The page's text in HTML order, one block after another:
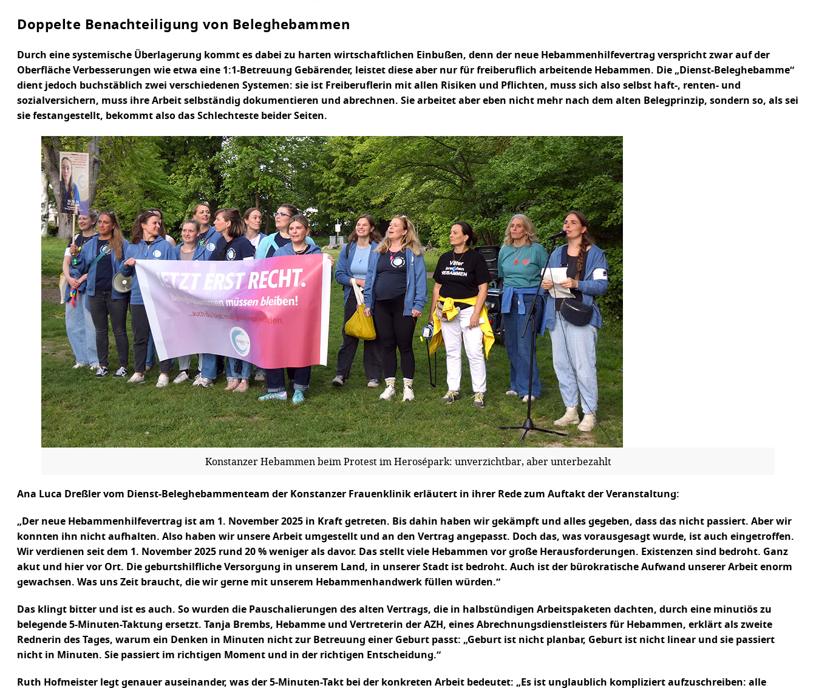
Doppelte Benachteiligung von Beleghebammen
Durch eine systemische Überlagerung kommt es dabei zu harten wirtschaftlichen Einbußen, denn der neue Hebammenhilfevertrag verspricht zwar auf der
Oberfläche Verbesserungen wie etwa eine 1:1-Betreuung Gebärender, leistet diese aber nur für freiberuflich arbeitende Hebammen. Die „Dienst-Beleghebamme“
dient jedoch buchstäblich zwei verschiedenen Systemen: sie ist Freiberuflerin mit allen Risiken und Pflichten, muss sich also selbst haft-, renten- und
sozialversichern, muss ihre Arbeit selbständig dokumentieren und abrechnen. Sie arbeitet aber eben nicht mehr nach dem alten Belegprinzip, sondern so, als sei
sie festangestellt, bekommt also das Schlechteste beider Seiten.
Konstanzer Hebammen beim Protest im Herosépark: unverzichtbar, aber unterbezahlt
Ana Luca Dreßler vom Dienst-Beleghebammenteam der Konstanzer Frauenklinik erläutert in ihrer Rede zum Auftakt der Veranstaltung:
„Der neue Hebammenhilfevertrag ist am 1. November 2025 in Kraft getreten. Bis dahin haben wir gekämpft und alles gegeben, dass das nicht passiert. Aber wir
konnten ihn nicht aufhalten. Also haben wir unsere Arbeit umgestellt und an den Vertrag angepasst. Doch das, was vorausgesagt wurde, ist auch eingetroffen.
Wir verdienen seit dem 1. November 2025 rund 20 % weniger als davor. Das stellt viele Hebammen vor große Herausforderungen. Existenzen sind bedroht. Ganz
akut und hier vor Ort. Die geburtshilfliche Versorgung in unserem Land, in unserer Stadt ist bedroht. Auch ist der bürokratische Aufwand unserer Arbeit enorm
gewachsen. Was uns Zeit braucht, die wir gerne mit unserem Hebammenhandwerk füllen würden.“
Das klingt bitter und ist es auch. So wurden die Pauschalierungen des alten Vertrags, die in halbstündigen Arbeitspaketen dachten, durch eine minutiös zu
belegende 5-Minuten-Taktung ersetzt. Tanja Brembs, Hebamme und Vertreterin der AZH, eines Abrechnungsdienstleisters für Hebammen, erklärt als zweite
Rednerin des Tages, warum ein Denken in Minuten nicht zur Betreuung einer Geburt passt: „Geburt ist nicht planbar, Geburt ist nicht linear und sie passiert
nicht in Minuten. Sie passiert im richtigen Moment und in der richtigen Entscheidung.“
Ruth Hofmeister legt genauer auseinander, was der 5-Minuten-Takt bei der konkreten Arbeit bedeutet: „Es ist unglaublich kompliziert aufzuschreiben: alle